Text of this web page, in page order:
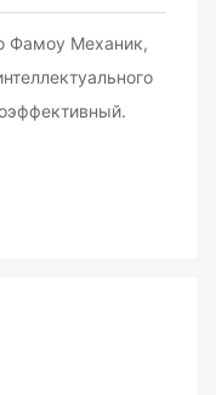
Фамоу Механик,